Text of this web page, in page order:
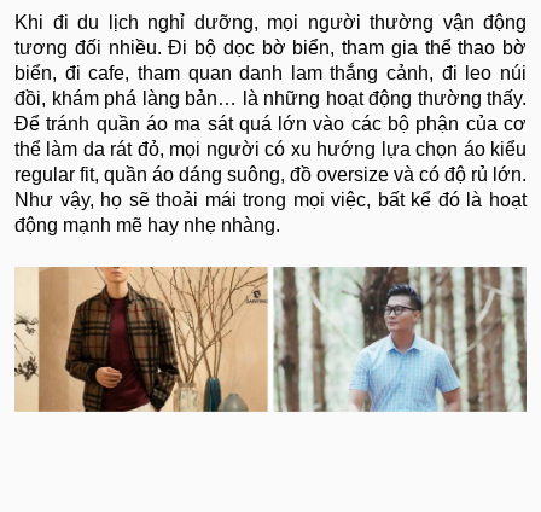
Khi đi du lịch nghỉ dưỡng, mọi người thường vận động
tương đối nhiều. Đi bộ dọc bờ biển, tham gia thể thao bờ
biển, đi cafe, tham quan danh lam thắng cảnh, đi leo núi
đồi, khám phá làng bản… là những hoạt động thường thấy.
Để tránh quần áo ma sát quá lớn vào các bộ phận của cơ
thể làm da rát đỏ, mọi người có xu hướng lựa chọn áo kiểu
regular fit, quần áo dáng suông, đồ oversize và có độ rủ lớn.
Như vậy, họ sẽ thoải mái trong mọi việc, bất kể đó là hoạt
động mạnh mẽ hay nhẹ nhàng.